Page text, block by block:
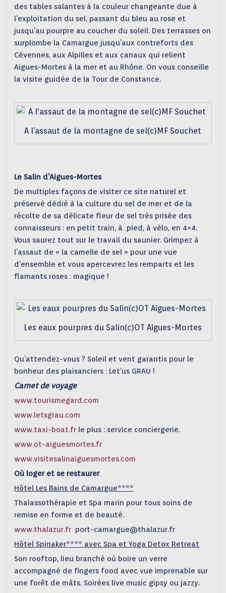
des tables salantes à la couleur changeante due à
l’exploitation du sel, passant du bleu au rose et
jusqu’au pourpre au coucher du soleil. Des terrasses on
surplombe la Camargue jusqu’aux contreforts des
Cévennes, aux Alpilles et aux canaux qui relient
Aigues-Mortes à la mer et au Rhône. On vous conseille
la visite guidée de la Tour de Constance.
A l’assaut de la montagne de sel(c)MF Souchet
Le Salin d’Aigues-Mortes
De multiples façons de visiter ce site naturel et
préservé dédié à la culture du sel de mer et de la
récolte de sa délicate fleur de sel très prisée des
connaisseurs : en petit train, à pied, à vélo, en 4×4.
Vous saurez tout sur le travail du saunier. Grimpez à
l’assaut de « la camelle de sel » pour une vue
d’ensemble et vous apercevrez les remparts et les
flamants roses : magique !
Les eaux pourpres du Salin(c)OT Aigues-Mortes
Qu’attendez-vous ? Soleil et vent garantis pour le
bonheur des plaisanciers : Let’us GRAU !
Carnet de voyage
www.tourismegard.com
www.letsgrau.com
www.taxi-boat.fr le plus : service conciergerie.
www.ot-aiguesmortes.fr
www.visitesalinaiguesmortes.com
Où loger et se restaurer
Hôtel Les Bains de Camargue****
Thalassothérapie et Spa marin pour tous soins de
remise en forme et de beauté.
www.thalazur.fr port-camargue@thalazur.fr
Hôtel Spinaker**** avec Spa et Yoga Detox Retreat
Son rooftop, lieu branché où boire un verre
accompagné de fingers food avec vue imprenable sur
une forêt de mâts. Soirées live music gipsy ou jazzy.